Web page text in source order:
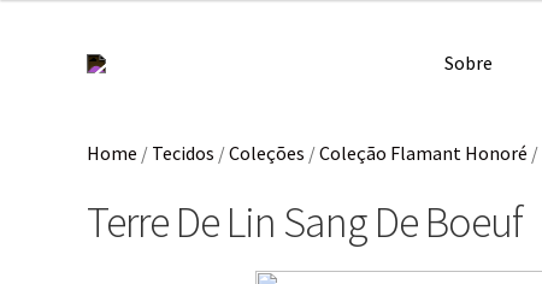
Sobre
Home / Tecidos /Coleções /Coleção Flamant Honoré /
Terre De Lin Sang De Boeuf